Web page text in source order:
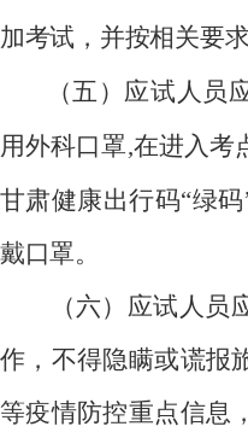
加考试，并按相关要
（五）应试人员
用外科口罩,在进入考
甘肃健康出行码“绿
戴口罩。
（六）应试人员
作，不得隐瞒或谎报
等疫情防控重点信息